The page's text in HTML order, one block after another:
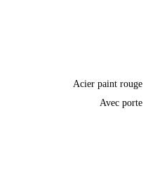
Acier paint rouge
Avec porte